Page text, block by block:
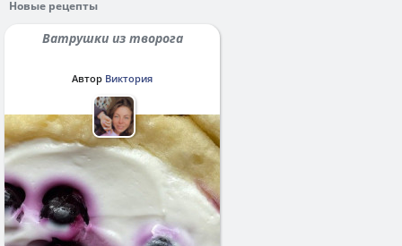
Новые рецепты
Ватрушки из творога
Автор Виктория